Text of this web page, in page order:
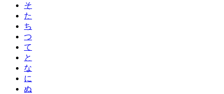
そ
た
ち
つ
て
と
な
に
ぬ